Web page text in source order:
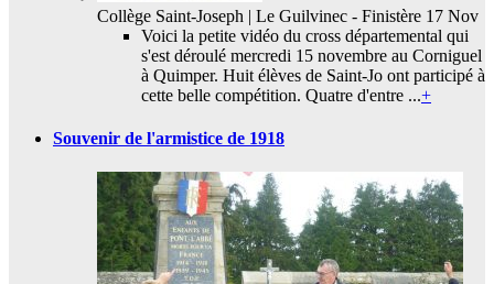
Collège Saint-Joseph | Le Guilvinec - Finistère 17 Nov
Voici la petite vidéo du cross départemental qui
s'est déroulé mercredi 15 novembre au Corniguel
à Quimper. Huit élèves de Saint-Jo ont participé à
cette belle compétition. Quatre d'entre ...+
Souvenir de l'armistice de 1918